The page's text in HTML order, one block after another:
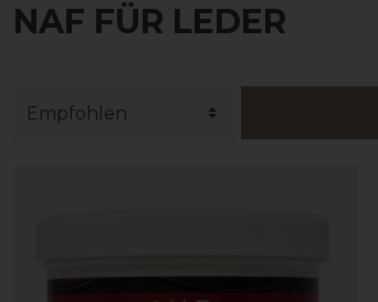
NAF FÜR LEDER